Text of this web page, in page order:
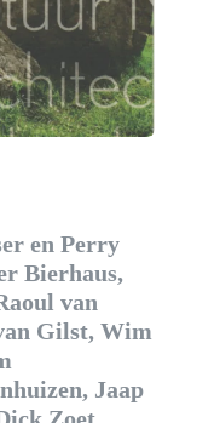
en Perry
Bierhaus,
van
Gilst, Wim
Jaap
Zoet.